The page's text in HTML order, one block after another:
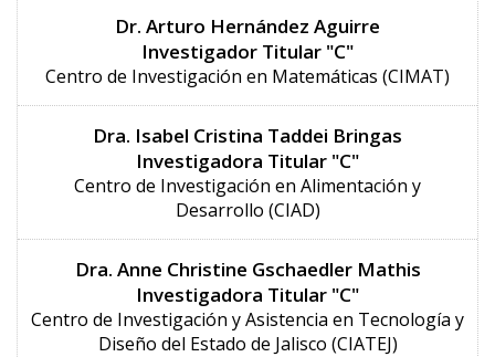
Dr. Arturo Hernández Aguirre
Investigador Titular "C"
Centro de Investigación en Matemáticas (CIMAT)
Dra. Isabel Cristina Taddei Bringas
Investigadora Titular "C"
Centro de Investigación en Alimentación y
Desarrollo (CIAD)
Dra. Anne Christine Gschaedler Mathis
Investigadora Titular "C"
Centro de Investigación y Asistencia en Tecnología y
Diseño del Estado de Jalisco (CIATEJ)